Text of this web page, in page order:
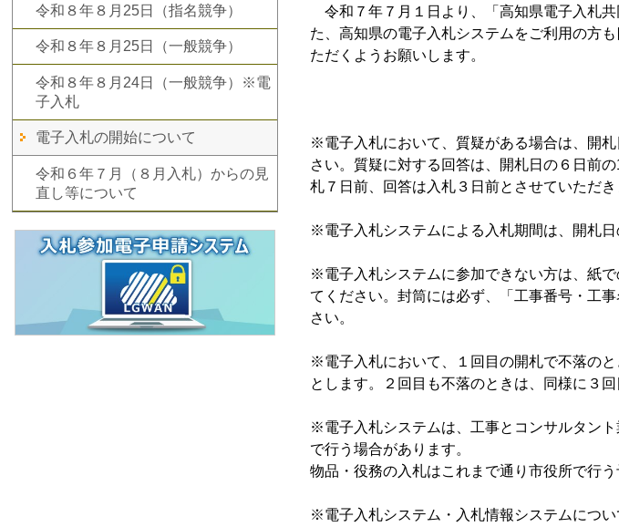
令和８年８月25日（指名競争）
令和８年８月25日（一般競争）
令和８年８月24日（一般競争）※電
子入札
電子入札の開始について
令和６年７月（８月入札）からの見
直し等について
令和７年７月１日より、「高知県電子入札
た、高知県の電子入札システムをご利用の方
ただくようお願いします。
※電子入札において、質疑がある場合は、開
さい。質疑に対する回答は、開札日の６日前
札７日前、回答は入札３日前とさせていただき
※電子入札システムによる入札期間は、開札
※電子入札システムに参加できない方は、紙
てください。封筒には必ず、「工事番号・工
さい。
※電子入札において、１回目の開札で不落の
とします。２回目も不落のときは、同様に３
※電子入札システムは、工事とコンサルタン
で行う場合があります。
物品・役務の入札はこれまで通り市役所で行う
※電子入札システム・入札情報システムにつ